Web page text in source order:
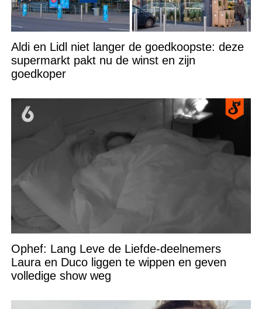
Aldi en Lidl niet langer de goedkoopste: deze
supermarkt pakt nu de winst en zijn
goedkoper
Ophef: Lang Leve de Liefde-deelnemers
Laura en Duco liggen te wippen en geven
volledige show weg